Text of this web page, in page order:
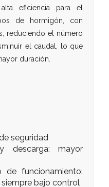
eficiencia para el
de hormigón, con
reduciendo el número
el caudal, lo que
duración.
seguridad
descarga: mayor
de funcionamiento:
bajo control